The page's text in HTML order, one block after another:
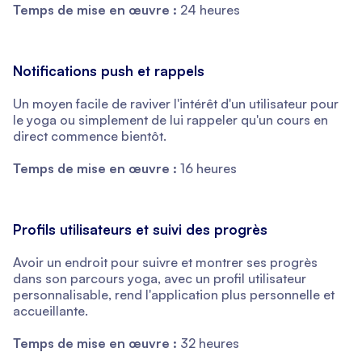
Temps de mise en œuvre : 24 heures
Notifications push et rappels
Un moyen facile de raviver l'intérêt d'un utilisateur pour
le yoga ou simplement de lui rappeler qu'un cours en
direct commence bientôt.
Temps de mise en œuvre : 16 heures
Profils utilisateurs et suivi des progrès
Avoir un endroit pour suivre et montrer ses progrès
dans son parcours yoga, avec un profil utilisateur
personnalisable, rend l'application plus personnelle et
accueillante.
Temps de mise en œuvre : 32 heures